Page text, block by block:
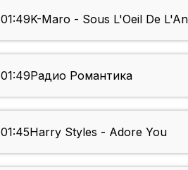
01:49K-Maro - Sous L'Oeil De
01:49Радио Романтика
01:45Harry Styles - Adore You